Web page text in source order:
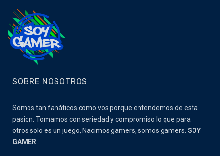
SOBRE NOSOTROS
Somos tan fanáticos como vos porque entendemos de esta
pasion. Tomamos con seriedad y compromiso lo que para
otros solo es un juego, Nacimos gamers, somos gamers. SOY
GAMER